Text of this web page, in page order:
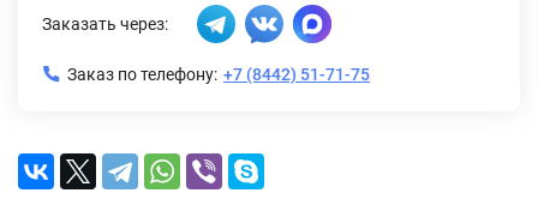
Заказать через:
Заказ по телефону: +7 (8442) 51-71-75